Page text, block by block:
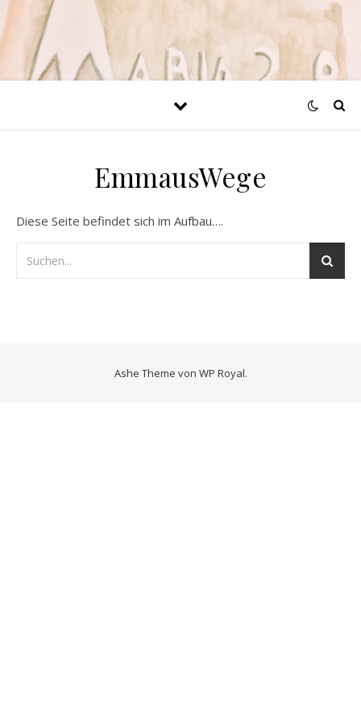
EmmausWege
Diese Seite befindet sich im Aufbau….
Ashe Theme von WP Royal.